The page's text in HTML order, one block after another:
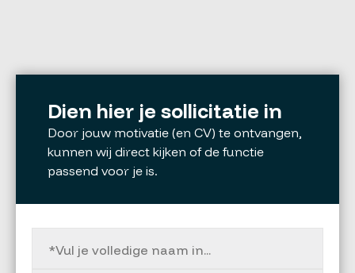
Dien hier je sollicitatie in
Door jouw motivatie (en CV) te ontvangen,
kunnen wij direct kijken of de functie
passend voor je is.